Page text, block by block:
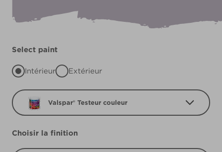
Select paint
Intérieur Extérieur
Valspar® Testeur couleur
Choisir la finition